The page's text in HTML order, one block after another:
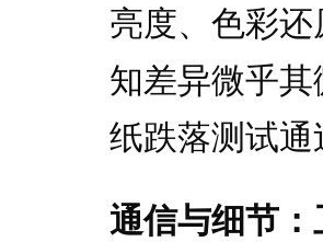
亮度、色彩
知差异微乎
纸跌落测试
通信与细节